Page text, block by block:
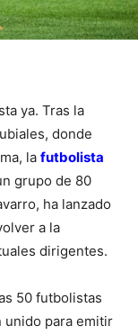
ya. Tras la
donde
la futbolista
grupo de 80
ha lanzado
a la
dirigentes.
50 futbolistas
unido para emitir